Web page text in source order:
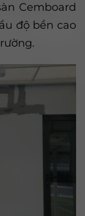
Cemboard
độ bền cao